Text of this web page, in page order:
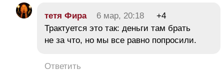
тетя Фира 6 мар, 20:18
+4
Трактуется это так: деньги там брать
не за что, но мы все равно попросили.
Ответить